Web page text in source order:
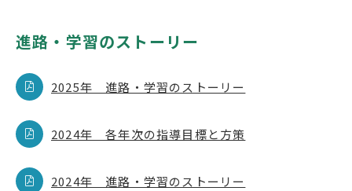
進路・学習のストーリー
2025年 進路・学習のストーリー
2024年 各年次の指導目標と方策
2024年 進路・学習のストーリー